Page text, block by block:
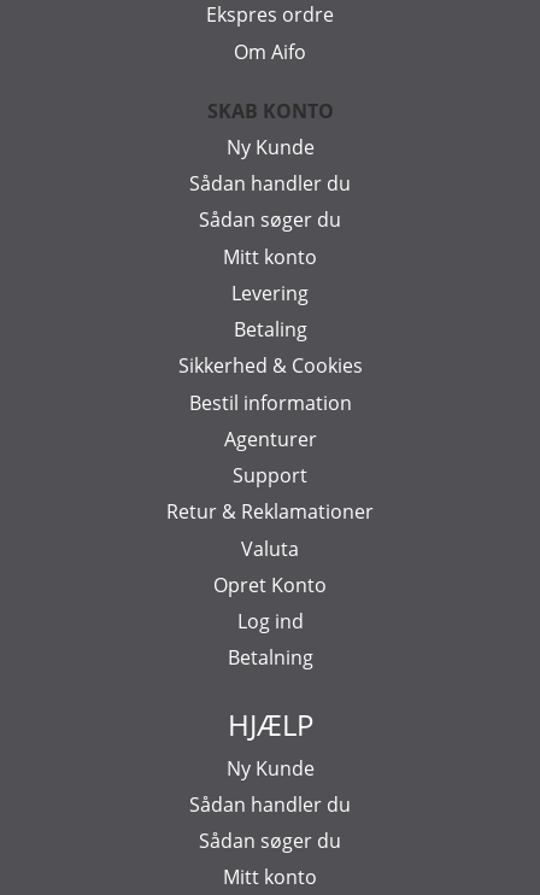
Ekspres ordre
Om Aifo
SKAB KONTO
Ny Kunde
Sådan handler du
Sådan søger du
Mitt konto
Levering
Betaling
Sikkerhed & Cookies
Bestil information
Agenturer
Support
Retur & Reklamationer
Valuta
Opret Konto
Log ind
Betalning
HJÆLP
Ny Kunde
Sådan handler du
Sådan søger du
Mitt konto